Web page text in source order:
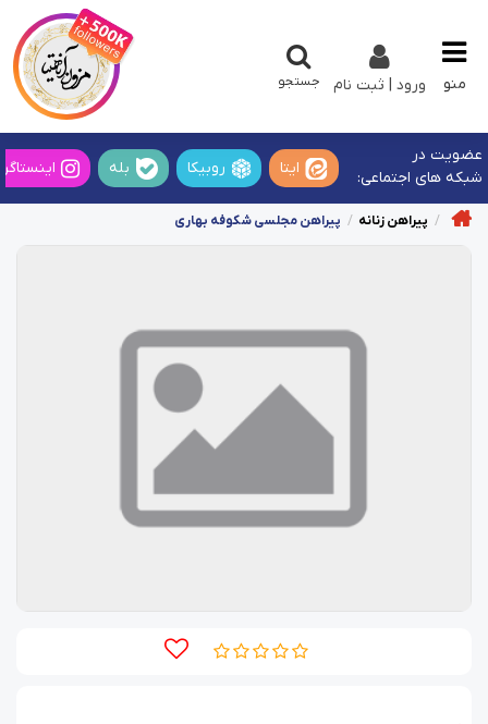
منو ورود | ثبت نام جستجو
عضویت در
شبکه های اجتماعی:
ایتا روبیکا بله
پیراهن زنانه پیراهن مجلسی شکوفه بهاری